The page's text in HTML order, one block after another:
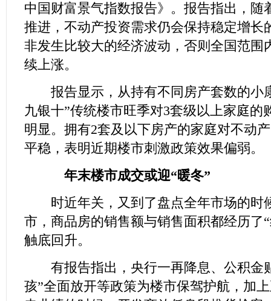
中国财富景气指数报告》。报告指出，随
推进，不动产投资需求仍会保持稳定增长
非发生比较大的经济波动，否则全国范围
续上涨。
报告显示，从持有不同房产套数的小
九银十”传统楼市旺季对3套级以上家庭的
明显。拥有2套及以下房产的家庭对不动
平稳，表明近期楼市刺激政策效果偏弱。
年末楼市成交或迎“暖冬”
时近年关，又到了盘点全年市场的时
市，商品房的销售额与销售面积都经历了
触底回升。
有报告指出，央行一再降息、公积金
孩”全面放开等政策为楼市保驾护航，加